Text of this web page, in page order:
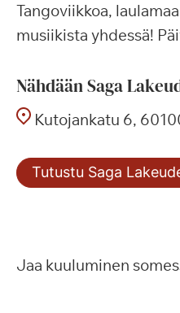
Tangoviikkoa,
musiikista yhdessä!
Nähdään Saga
Kutojankatu 6,
Tutustu Saga
Jaa kuuluminen